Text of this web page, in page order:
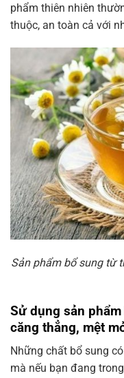
phẩm thiên nhiên
thuộc, an toàn cả với
Sản phẩm bổ sung từ
Sử dụng sản
căng thẳng, mệt
Những chất bổ sung
mà nếu bạn đang